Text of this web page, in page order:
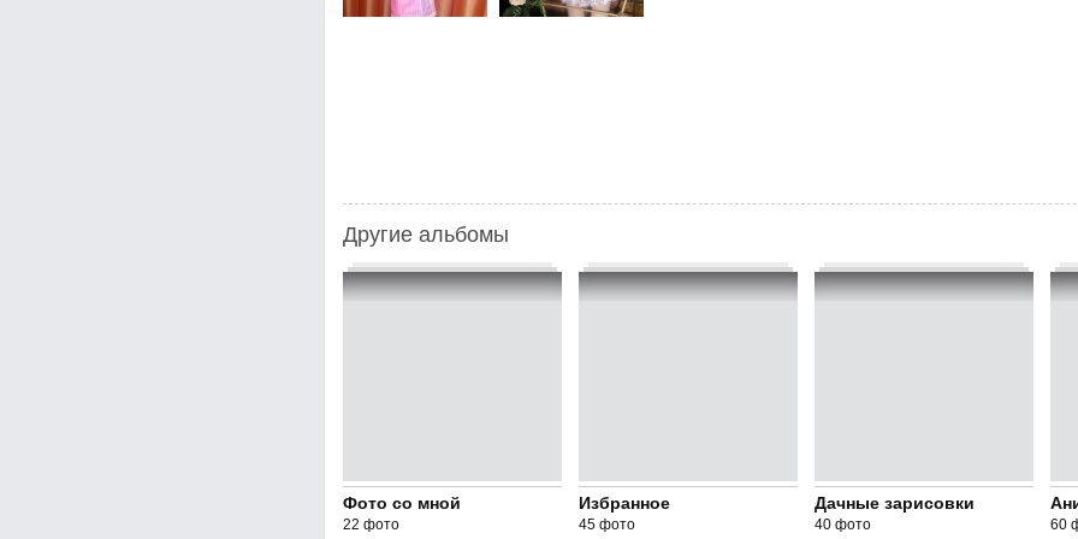
Другие альбомы
Фото со мной
22 фото
Избранное
45 фото
Дачные зарисовки
40 фото 60